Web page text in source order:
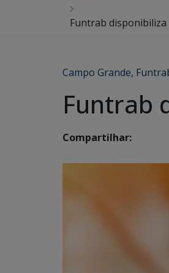
Funtrab
Campo Grande,
Funtrab
Compartilhar: